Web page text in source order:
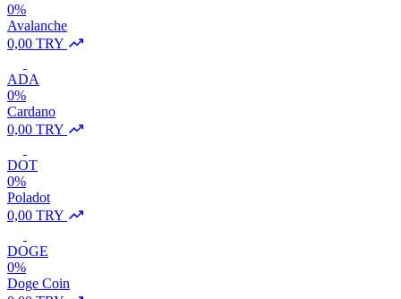
0%
Avalanche
0,00 TRY
ADA
0%
Cardano
0,00 TRY
DOT
0%
Poladot
0,00 TRY
DOGE
0%
Doge Coin